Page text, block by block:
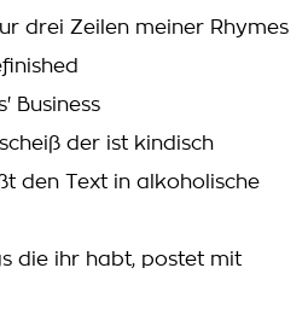
drei Zeilen meiner Rhymes
Business
der ist kindisch
den Text in alkoholische
die ihr habt, postet mit